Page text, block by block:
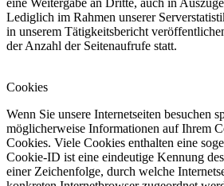
eine Weitergabe an Dritte, auch in
Lediglich im Rahmen unserer
in unserem Tätigkeitsbericht
der Anzahl der Seitenaufrufe statt.
Cookies
Wenn Sie unsere Internetseiten besuchen
möglicherweise Informationen auf Ihrem
Cookies. Viele Cookies enthalten eine
Cookie-ID ist eine eindeutige Kennung
einer Zeichenfolge, durch welche